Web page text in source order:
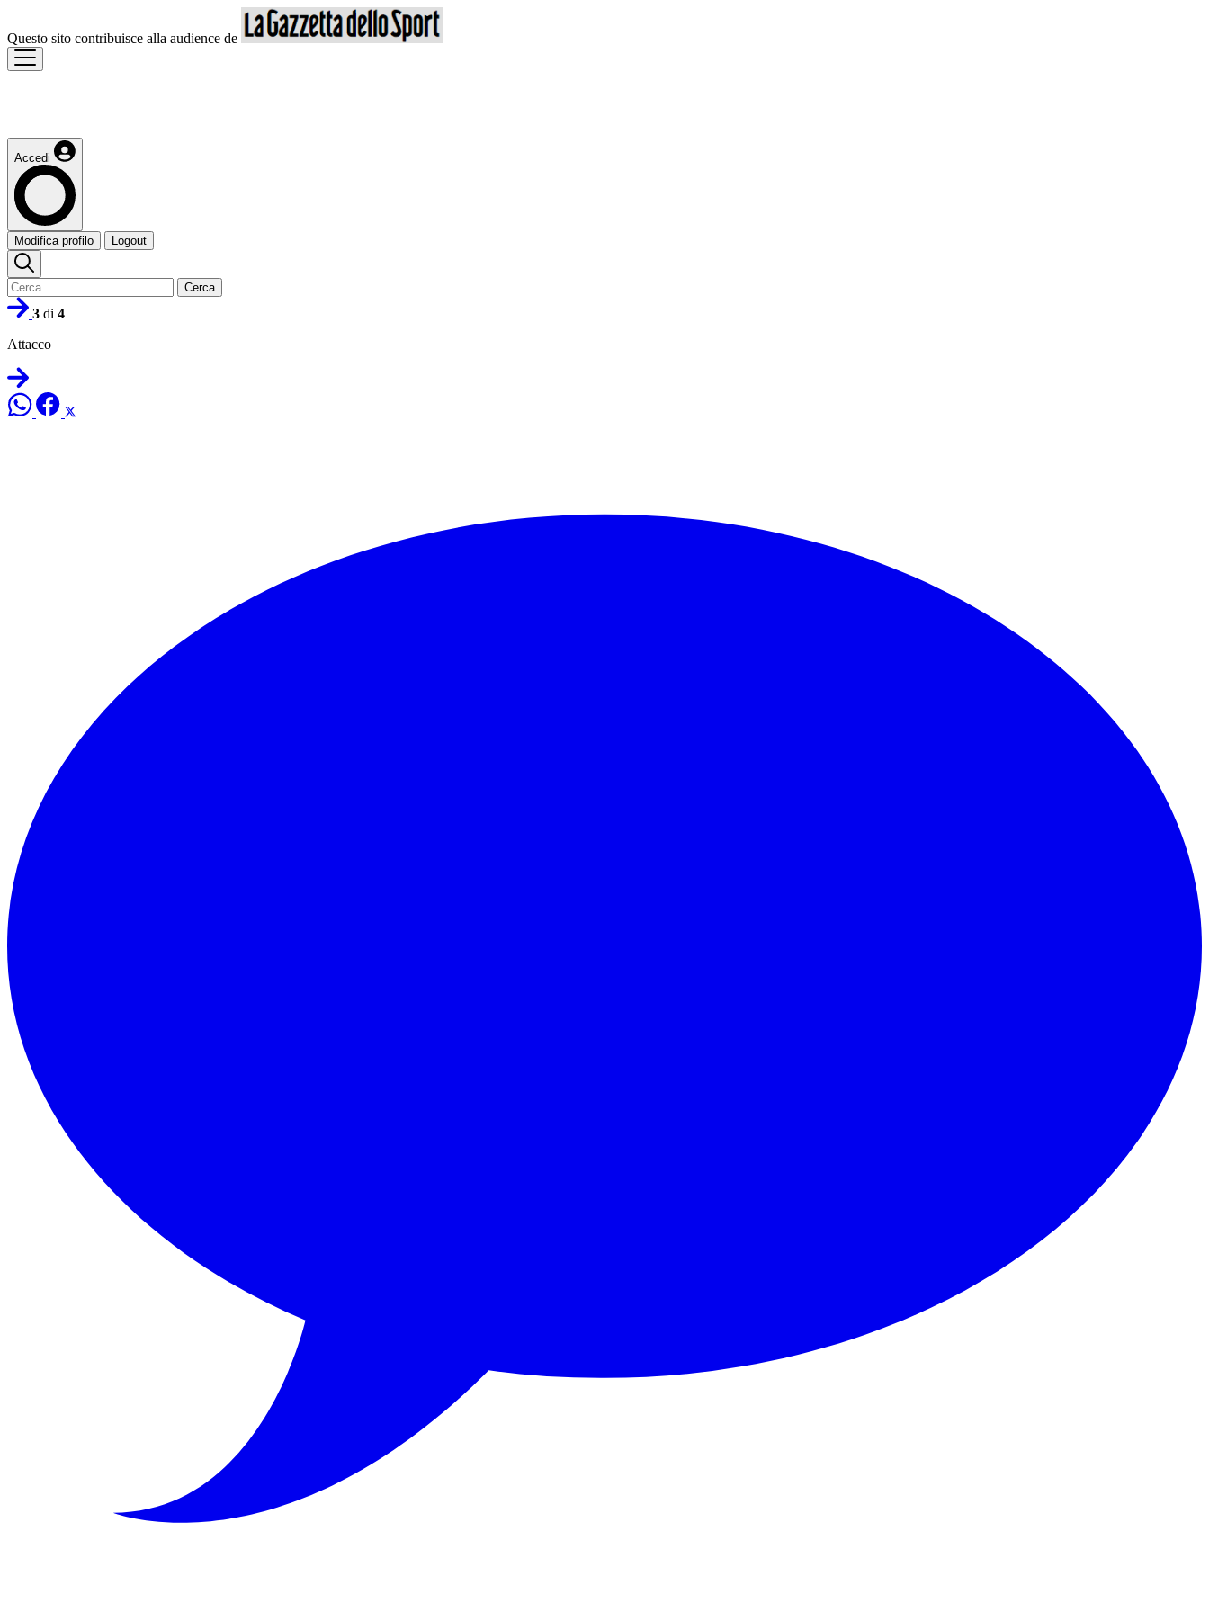
Questo sito contribuisce alla audience de
Accedi
Modifica profilo Logout
Cerca
3 di 4
Attacco